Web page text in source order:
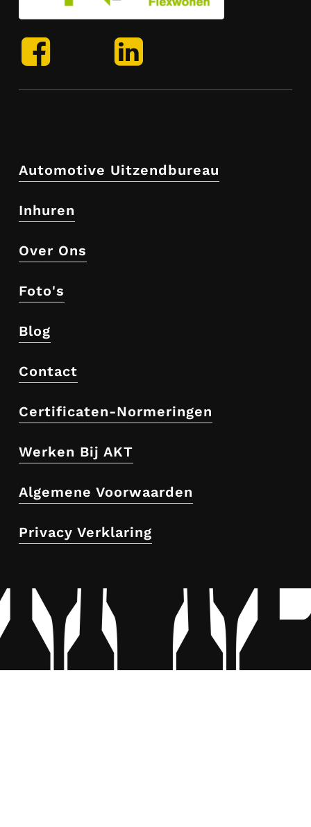
Facebook LinkedIn
Automotive Uitzendbureau
Inhuren
Over Ons
Foto's
Blog
Contact
Certificaten-Normeringen
Werken Bij AKT
Algemene Voorwaarden
Privacy Verklaring